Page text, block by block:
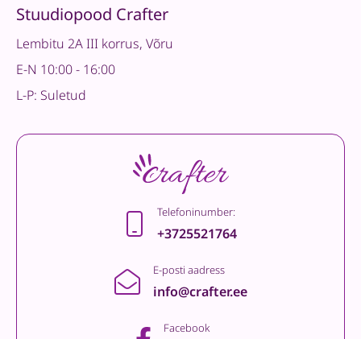
Stuudiopood Crafter
Lembitu 2A III korrus, Võru
E-N 10:00 - 16:00
L-P: Suletud
Telefoninumber:
+3725521764
E-posti aadress
info@crafter.ee
Facebook